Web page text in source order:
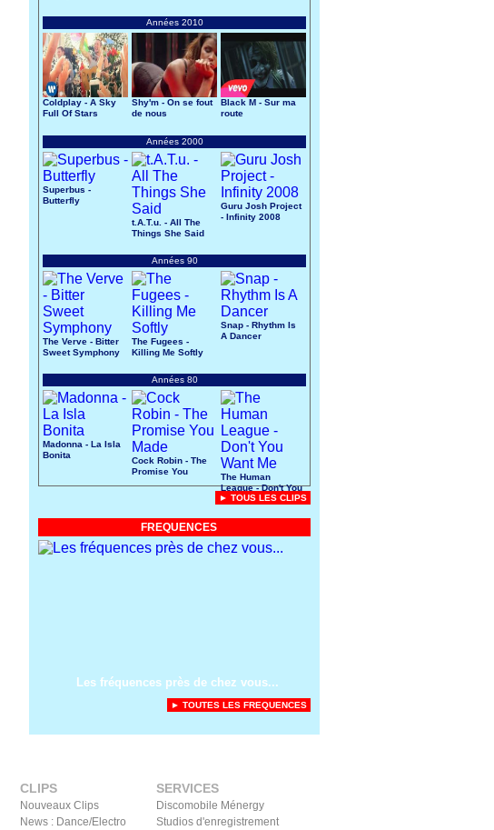
Années 2010
Coldplay - A Sky
Full Of Stars
Shy'm - On se fout
de nous
Black M - Sur ma
route
Années 2000
Superbus -
Butterfly
t.A.T.u. - All The
Things She Said
Guru Josh Project
- Infinity 2008
Années 90
The Verve - Bitter
Sweet Symphony
The Fugees -
Killing Me Softly
Snap - Rhythm Is
A Dancer
Années 80
Madonna - La Isla
Bonita
Cock Robin - The
Promise You
The Human
League - Don't You
Want Me
► TOUS LES CLIPS
FREQUENCES
Les fréquences près de chez vous...
► TOUTES LES FREQUENCES
CLIPS
Nouveaux Clips
News : Dance/Electro
SERVICES
Discomobile Ménergy
Studios d'enregistrement